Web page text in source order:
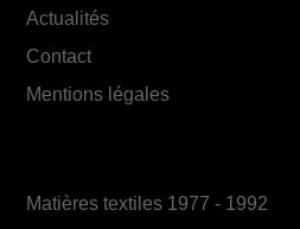
Actualités
Contact
Mentions légales
Matières textiles 1977 - 1992